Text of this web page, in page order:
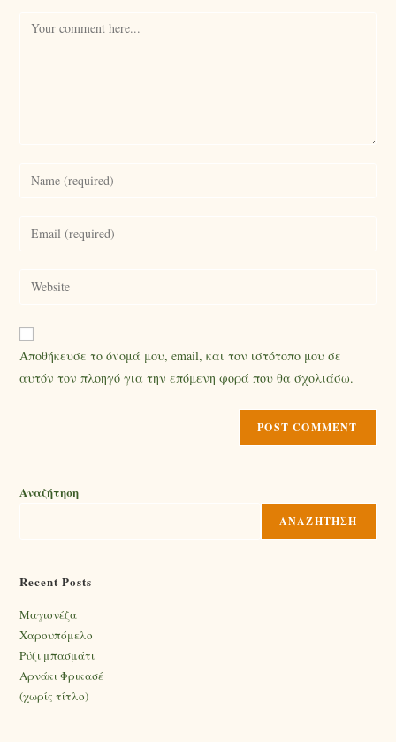
Αποθήκευσε το όνομά μου, email, και τον ιστότοπο μου σε
αυτόν τον πλοηγό για την επόμενη φορά που θα σχολιάσω.
Αναζήτηση
ΑΝΑΖΉΤΗΣΗ
Recent Posts
Mαγιονέζα
Χαρουπόμελο
Ρύζι μπασμάτι
Αρνάκι Φρικασέ
(χωρίς τίτλο)